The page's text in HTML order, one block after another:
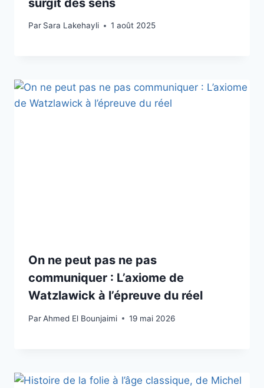
Par Sara Lakehayli 1 août 2025
On ne peut pas ne pas
communiquer : L’axiome de
Watzlawick à l’épreuve du réel
ParAhmed El Bounjaimi 19 mai 2026